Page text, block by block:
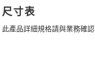
尺寸表
此產品詳細規格請與業務確認